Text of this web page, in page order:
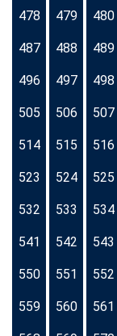
478 479 480
487 488 489
496 497 498
505 506 507
514 515 516
523 524 525
532 533 534
541 542 543
550 551 552
559 560 561